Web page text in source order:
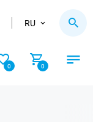
RU
0 0